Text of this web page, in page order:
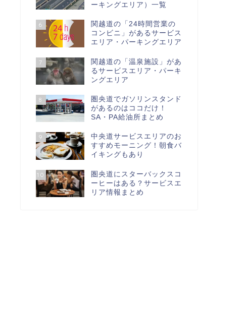
ーキングエリア）一覧
6
関越道の「24時間営業の
コンビニ」があるサービス
エリア・パーキングエリア
7
関越道の「温泉施設」があ
るサービスエリア・パーキ
ングエリア
8
圏央道でガソリンスタンド
があるのはココだけ！
SA・PA給油所まとめ
9
中央道サービスエリアのお
すすめモーニング！朝食バ
イキングもあり
10
圏央道にスターバックスコ
ーヒーはある？サービスエ
リア情報まとめ